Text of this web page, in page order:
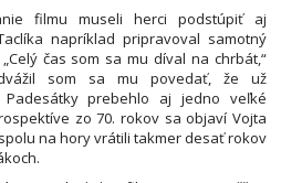
filmu museli herci podstúpiť aj
napríklad pripravoval samotný
čas som sa mu díval na chrbát,“
som sa mu povedať, že už
Padesátky prebehlo aj jedno veľké
zo 70. rokov sa objaví Vojta
na hory vrátili takmer desať rokov